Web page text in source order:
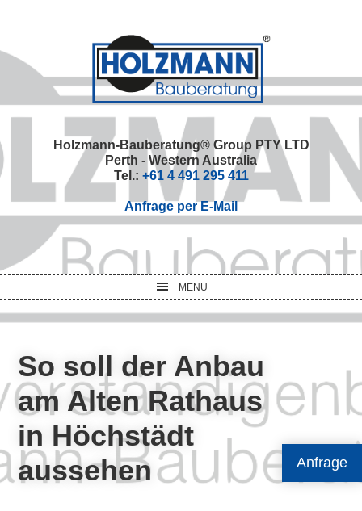
Anfrage
primary
navigation
main
content
primary
sidebar
footer
Holzmann-Bauberatung® Group PTY LTD
Perth - Western Australia
Tel.: +61 4 491 295 411
Anfrage per E-Mail
MENU
So soll der Anbau
am Alten Rathaus
in Höchstädt
aussehen